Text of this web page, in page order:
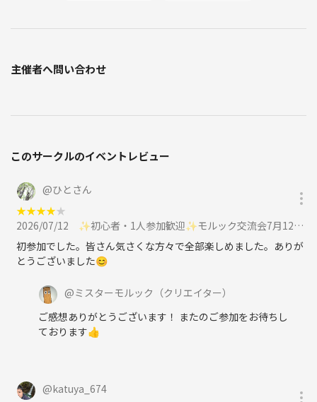
主催者へ問い合わせ
このサークルのイベントレビュー
@ひとさん
★★★★★
2026/07/12
✨初心者・1人参加歓迎✨モルック交流会7月12日(日)10時〜12時に参加
初参加でした。皆さん気さくな方々で全部楽しめました。ありが
とうございました😊
@ミスターモルック （クリエイター）
ご感想ありがとうございます！ またのご参加をお待ちし
ております👍
@katuya_674